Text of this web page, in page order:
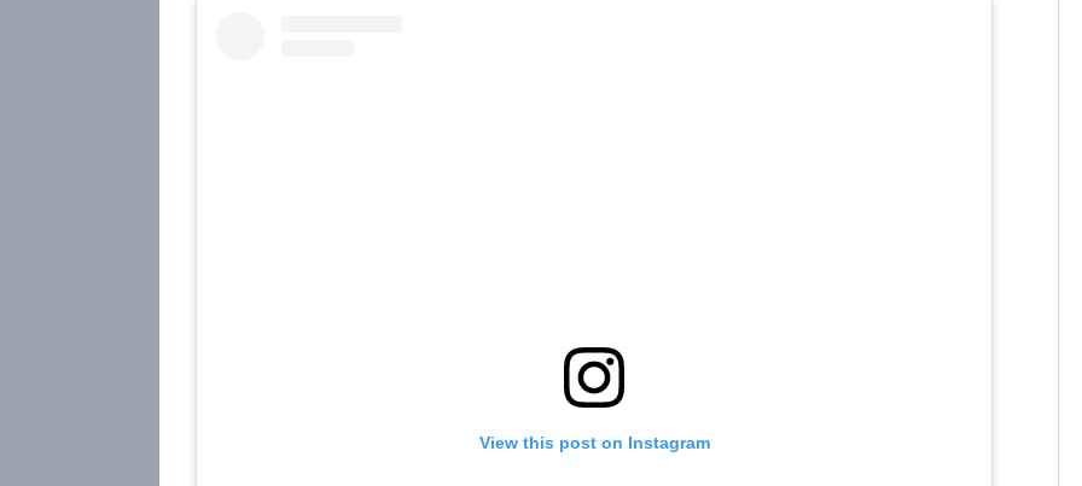
View this post on Instagram